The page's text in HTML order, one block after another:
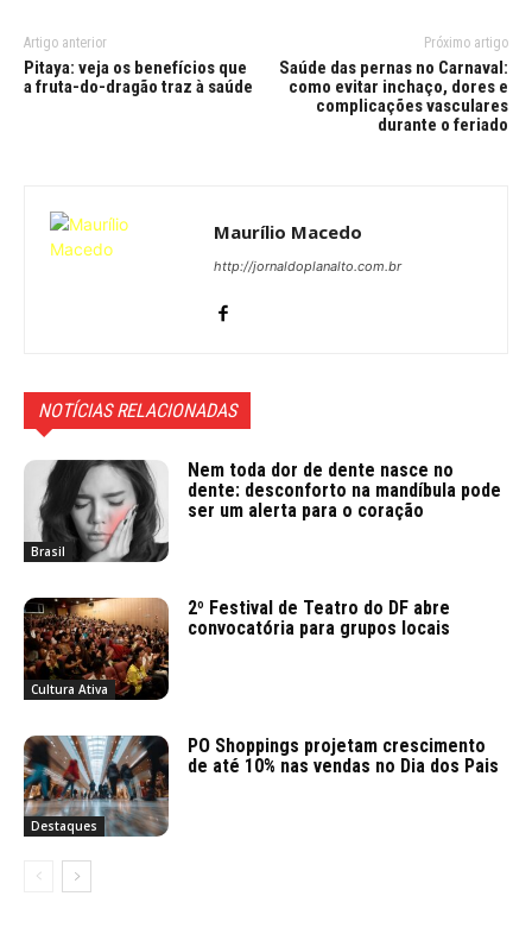
Artigo anterior
Pitaya: veja os benefícios que
a fruta-do-dragão traz à saúde
Próximo artigo
Saúde das pernas no Carnaval:
como evitar inchaço, dores e
complicações vasculares
durante o feriado
Maurílio Macedo
http://jornaldoplanalto.com.br
NOTÍCIAS RELACIONADAS
Brasil
Nem toda dor de dente nasce no
dente: desconforto na mandíbula pode
ser um alerta para o coração
Cultura Ativa
2º Festival de Teatro do DF abre
convocatória para grupos locais
Destaques
PO Shoppings projetam crescimento
de até 10% nas vendas no Dia dos Pais